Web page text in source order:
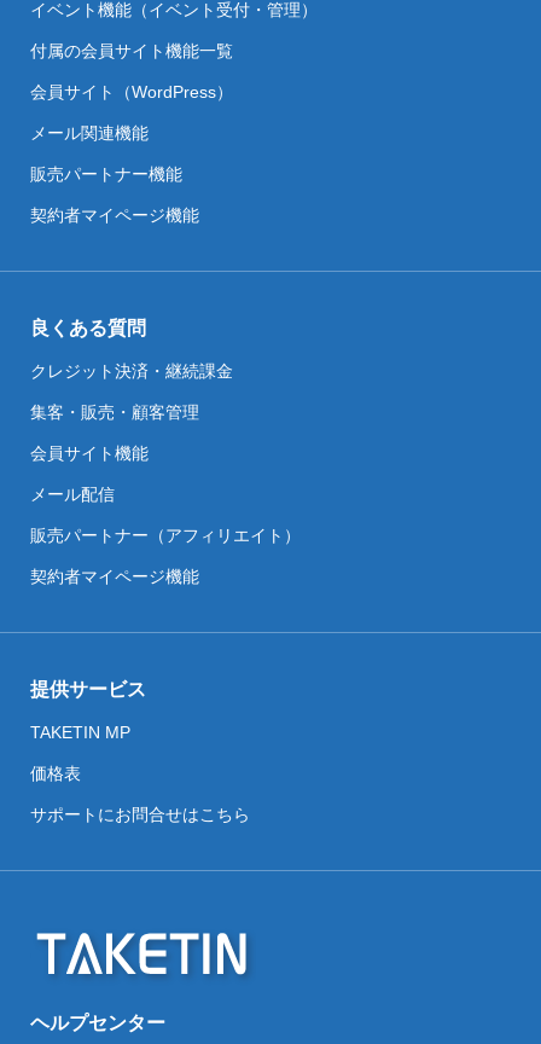
イベント機能（イベント受付・管理）
付属の会員サイト機能一覧
会員サイト（WordPress）
メール関連機能
販売パートナー機能
契約者マイページ機能
良くある質問
クレジット決済・継続課金
集客・販売・顧客管理
会員サイト機能
メール配信
販売パートナー（アフィリエイト）
契約者マイページ機能
提供サービス
TAKETIN MP
価格表
サポートにお問合せはこちら
ヘルプセンター